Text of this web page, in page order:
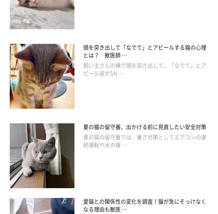
頭を突き出して「なでて」とアピールする猫の心理
とは？ 獣医師 …
飼い主さんの横で頭を突き出して、「なでて」とア
ピール姿がSN …
夏の猫の留守番、出かける前に見直したい安全対策
夏の猫の留守番では、暑さ対策としてエアコンの連
続運転や水の複 …
愛猫との関係性の変化を調査！猫が急にそっけなく
なる理由も獣医 …